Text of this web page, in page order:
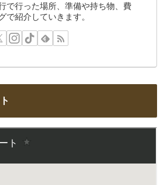
で行った場所、準備や持ち物、費
で紹介していきます。